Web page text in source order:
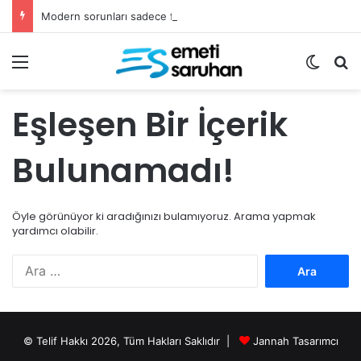
Modern sorunları sadece fetvalarla çözemeyiz
Menü Dış
Eşleşen Bir İçerik
Bulunamadı!
Öyle görünüyor ki aradığınızı bulamıyoruz. Arama yapmak
yardımcı olabilir.
© Telif Hakkı 2026, Tüm Hakları Saklıdır |
Jannah Tasarımcı